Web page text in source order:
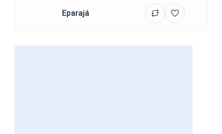
Eparajá